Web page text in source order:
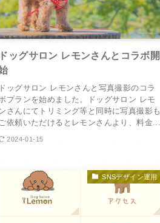
ドッグサロン レモンさんとコラボ開
ドッグサロン レモンさんと写真撮影のコラ
プランを始めました。ドッグサロン レモ
ンさんにてトリミング等と同時に写真撮影も
ご依頼いただけるとレモンさんより、料金...
2024-01-15
SNSデザイン運用